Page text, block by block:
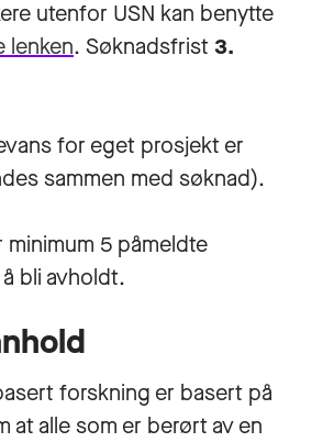
utenfor USN kan benytte
lenken. Søknadsfrist3.
for eget prosjekt er
sammen med søknad).
minimum 5 påmeldte
bli avholdt.
forskning er basert på
at alle som er berørt av en